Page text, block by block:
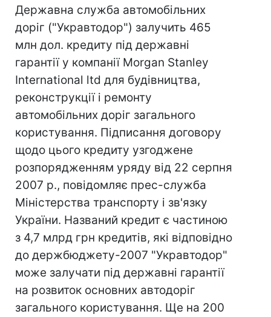
Державна служба автомобільних
доріг ("Укравтодор") залучить 465
млн дол. кредиту під державні
гарантії у компанії Morgan Stanley
International ltd для будівництва,
реконструкції і ремонту
автомобільних доріг загального
користування. Підписання договору
щодо цього кредиту узгоджене
розпорядженням уряду від 22 серпня
2007 р., повідомляє прес-служба
Міністерства транспорту і зв'язку
України. Названий кредит є частиною
з 4,7 млрд грн кредитів, які відповідно
до держбюджету-2007 "Укравтодор"
може залучати під державні гарантії
на розвиток основних автодоріг
загального користування. Ще на 200